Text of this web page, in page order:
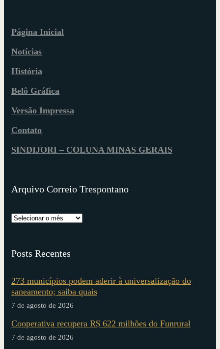
Página Inicial
Notícias
História
Belô Gráfica
Versão Impressa
Contato
SINDIJORI – COLUNA MINAS GERAIS
Arquivo Correio Trespontano
Posts Recentes
273 municípios podem aderir à universalização do
saneamento; saiba quais
7 de agosto de 2026
Cooperativa recupera R$ 622 milhões do Funrural
7 de agosto de 2026